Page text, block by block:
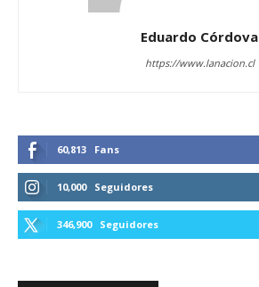
Eduardo Córdova
https://www.lanacion.cl
60,813 Fans
10,000 Seguidores
346,900 Seguidores